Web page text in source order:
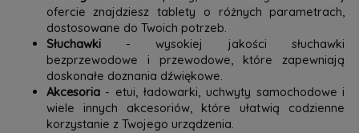
ofercie znajdziesz tablety o różnych parametrach,
dostosowane do Twoich potrzeb.
Słuchawki- wysokiej jakości słuchawki
bezprzewodowe i przewodowe, które zapewniają
doskonałe doznania dźwiękowe.
Akcesoria- etui, ładowarki, uchwyty samochodowe i
wiele innych akcesoriów, które ułatwią codzienne
korzystanie z Twojego urządzenia.